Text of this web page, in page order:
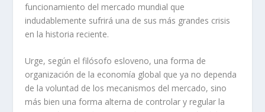
funcionamiento del mercado mundial que
indudablemente sufrirá una de sus más grandes crisis
en la historia reciente.
Urge, según el filósofo esloveno, una forma de
organización de la economía global que ya no dependa
de la voluntad de los mecanismos del mercado, sino
más bien una forma alterna de controlar y regular la